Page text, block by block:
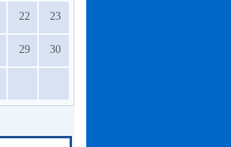
22 23
29 30